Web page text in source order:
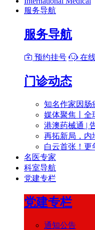
服务导航
服务导航
 预约挂号 在
门诊动态
知名作家因肠
媒体聚焦丨全
港澳药械通 |
再拓新局，内
白云首张！更
名医专家
科室导航
党建专栏
党建专栏
通知公告